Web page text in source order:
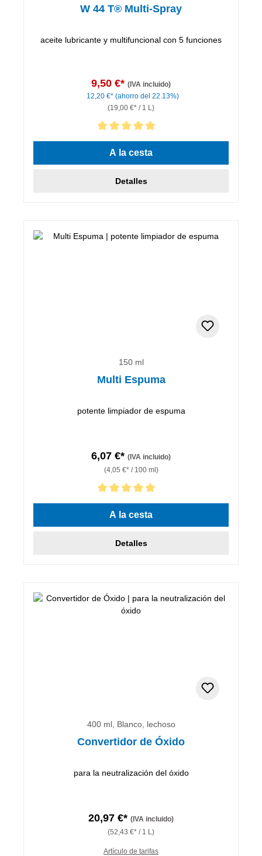
W 44 T® Multi-Spray
aceite lubricante y multifuncional con 5 funciones
9,50 €* (IVA incluido)
12,20 €* (ahorro del 22.13%)
(19,00 €* / 1 L)
Calificación promedio de 5 de 5 estrellas
A la cesta
Detalles
150 ml
Multi Espuma
potente limpiador de espuma
6,07 €* (IVA incluido)
(4,05 €* / 100 ml)
Calificación promedio de 5 de 5 estrellas
A la cesta
Detalles
400 ml, Blanco, lechoso
Convertidor de Óxido
para la neutralización del óxido
20,97 €* (IVA incluido)
(52,43 €* / 1 L)
Artículo de tarifas